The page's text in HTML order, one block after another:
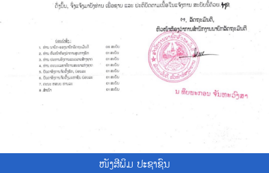
ໜັງສີພິມ ປະຊາຊົນ